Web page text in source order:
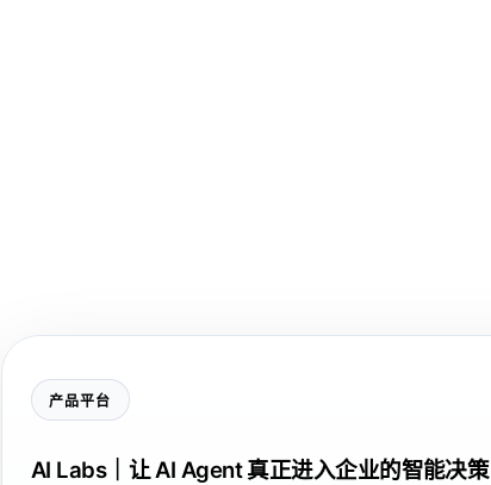
产品平台
AI Labs｜让 AI Agent 真正进入企业的智能决策